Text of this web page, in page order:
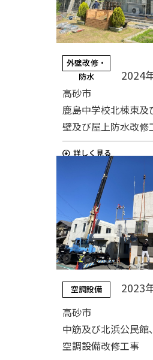
外壁改修・
防水
2024
高砂市
鹿島中学校北棟東及
壁及び屋上防水改修
空調設備 2023
高砂市
中筋及び北浜公民館
空調設備改修工事